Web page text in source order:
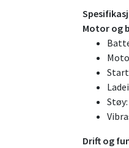
Motor og
Støy:
Drift og